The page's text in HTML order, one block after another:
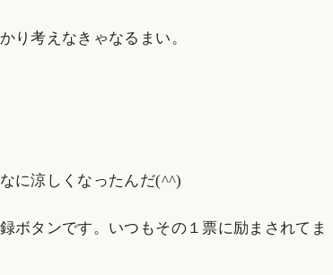
り考えなきゃなるまい。
に涼しくなったんだ(^^)
ボタンです。いつもその１票に励まされてま